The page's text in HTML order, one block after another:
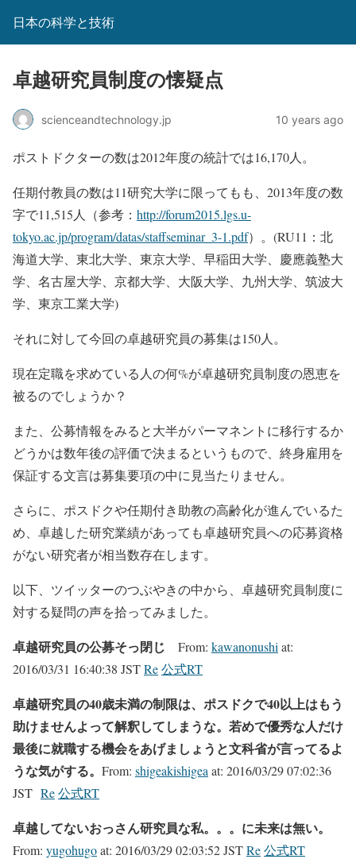
日本の科学と技術
卓越研究員制度の懐疑点
scienceandtechnology.jp 10 years ago
ポストドクターの数は2012年度の統計では16,170人。
任期付教員の数は11研究大学に限ってもも、2013年度の数
字で11,515人（参考： http://forum2015.lgs.u-
tokyo.ac.jp/program/datas/staffseminar_3-1.pdf）。 (RU11：北
海道大学、東北大学、東京大学、早稲田大学、慶應義塾大
学、名古屋大学、京都大学、大阪大学、九州大学、筑波大
学、東京工業大学)
それに対して今回の卓越研究員の募集は150人。
現在定職を求めている人の何%が卓越研究員制度の恩恵を
被るのでしょうか？
また、公募情報をみると大半がパーマネントに移行するか
どうかは数年後の評価で決まるというもので、終身雇用を
保証する文言は募集要項の中に見当たりません。
さらに、ポスドクや任期付き助教の高齢化が進んでいるた
め、卓越した研究業績があっても卓越研究員への応募資格
がない研究者が相当数存在します。
以下、ツイッターのつぶやきの中から、卓越研究員制度に
対する疑問の声を拾ってみました。
卓越研究員の公募そっ閉じ From: kawanonushi at:
2016/03/31 16:40:38 JSTRe公式RT
卓越研究員の40歳未満の制限は、ポスドクで40以上はもう
助けませんよって解釈してしまうな。若めで優秀な人だけ
最後に就職する機会をあげましょうと文科省が言ってるよ
うな気がする。 From: shigeakishigea at: 2016/03/29 07:02:36
JST Re公式RT
卓越してないおっさん研究員な私。。。に未来は無い。
From: yugohugoat: 2016/03/29 02:03:52 JSTRe公式RT